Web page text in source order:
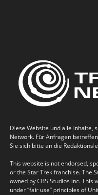
Diese Website und alle Inhalte,
Network. Für Anfragen
Sie sich bitte an die
This website is not endorsed,
or the Star Trek franchise. The
owned by CBS Studios Inc.
under “fair use” principles of